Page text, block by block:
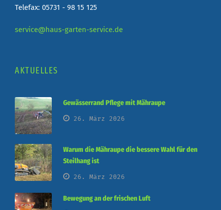
Telefax: 05731 - 98 15 125
service@haus-garten-service.de
AKTUELLES
Gewässerrand Pflege mit Mähraupe
26. März 2026
Warum die Mähraupe die bessere Wahl für den
Steilhang ist
26. März 2026
Bewegung an der frischen Luft